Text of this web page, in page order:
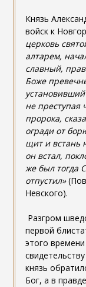
Князь
войск к
церковь
алтарем,
славный,
Боже
не преступая
пророка,
огради от
щит и встань
он встал,
же был тогда
отпустил»
Невского).
Разгром
первой
этого
князь
Бог, а в